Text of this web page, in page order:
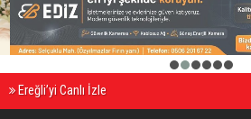
2 3 4 5 6
Ereğli’yi Canlı İzle